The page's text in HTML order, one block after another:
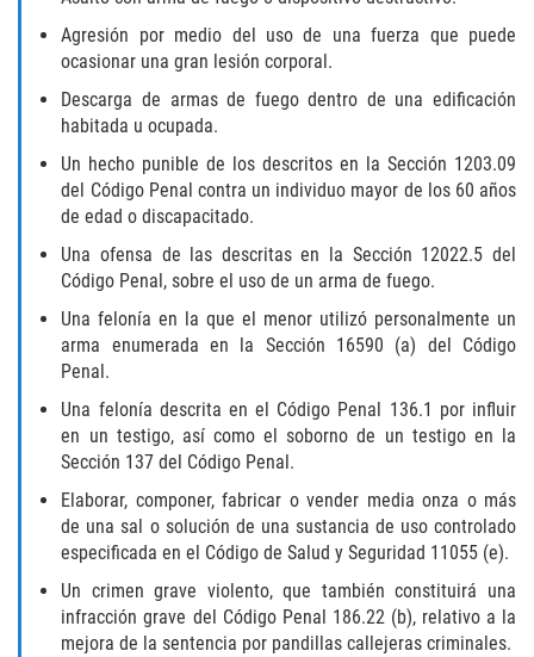
Invasión Agravada de Propiedad
Ajena
Invasión de Propiedad Ajena
Vandalismo
Audiencia Administrativa del DMV
Conducción Imprudente con
Conducción Imprudente sin Presencia
de Alcohol
Cuarta Ofensa de DUI
DUI Causando Lesiones
DUI con Pasajeros Menores de 14
Años
Agresión por medio del uso de una fuerza que puede
ocasionar una gran lesión corporal.
Descarga de armas de fuego dentro de una edificación
habitada u ocupada.
Un hecho punible de los descritos en la Sección 1203.09
del Código Penal contra un individuo mayor de los 60 años
de edad o discapacitado.
Una ofensa de las descritas en la Sección 12022.5 del
Código Penal, sobre el uso de un arma de fuego.
Una felonía en la que el menor utilizó personalmente un
arma enumerada en la Sección 16590 (a) del Código
Penal.
Una felonía descrita en el Código Penal 136.1 por influir
en un testigo, así como el soborno de un testigo en la
Sección 137 del Código Penal.
Elaborar, componer, fabricar o vender media onza o más
de una sal o solución de una sustancia de uso controlado
especificada en el Código de Salud y Seguridad 11055 (e).
Un crimen grave violento, que también constituirá una
infracción grave del Código Penal 186.22 (b), relativo a la
mejora de la sentencia por pandillas callejeras criminales.